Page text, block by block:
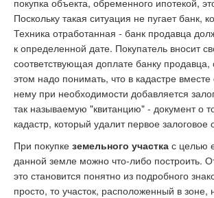
покупка объекта, обременного ипотекой,
Поскольку такая ситуация не пугает банк,
Техника отработанная - банк продавца
к определенной дате. Покупатель вносит
соответствующая доплате банку
этом надо понимать, что в кадастре
нему при необходимости добавляется
так называемую "квитанцию" - документ о
кадастр, который удалит первое
При покупке земельного участкас целью
данной земле можно что-либо построить.
это становится понятно из подробного
просто, то участок, расположенный в